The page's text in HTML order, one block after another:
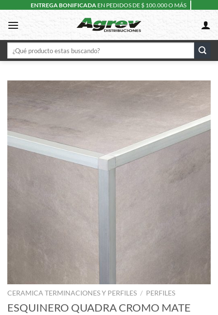
content
ENTREGA BONIFICADA EN PEDIDOS DE $ 100.000 O MÁS
Buscar
por:
CERAMICA TERMINACIONES Y PERFILES / PERFILES
ESQUINERO QUADRA CROMO MATE